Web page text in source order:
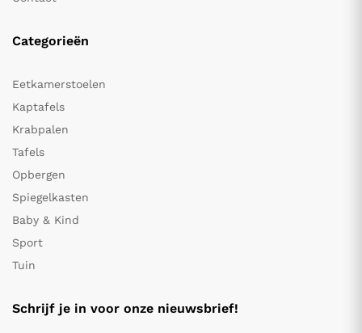
Categorieën
Eetkamerstoelen
Kaptafels
Krabpalen
Tafels
Opbergen
Spiegelkasten
Baby & Kind
Sport
Tuin
Schrijf je in voor onze nieuwsbrief!